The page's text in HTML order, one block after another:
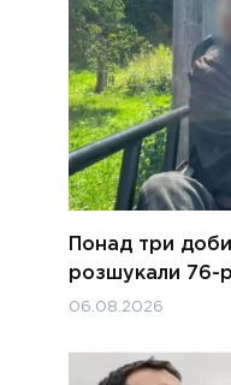
Понад три доби
розшукали 76-
06.08.2026